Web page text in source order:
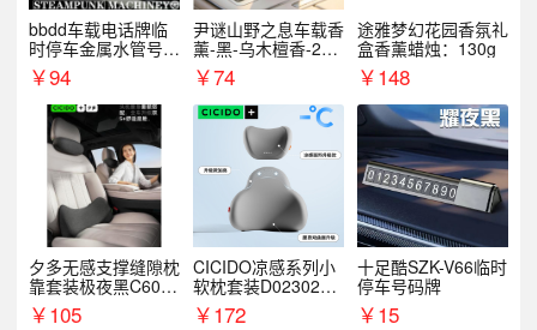
bbdd车载电话牌临
时停车金属水管号码
牌可隐藏创意趣味
￥94
尹谜山野之息车载香
薰-黑-乌木檀香-200
g￥74
途雅梦幻花园香氛礼
盒香薰蜡烛：130g
￥148
夕多无感支撑缝隙枕
靠套装极夜黑C6003
+C6004
￥105
CICIDO凉感系列小
软枕套装D023021+
D033031
￥172
十足酷SZK-V66临时
停车号码牌
￥15